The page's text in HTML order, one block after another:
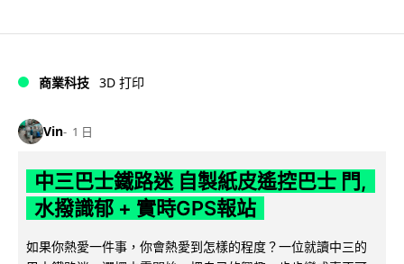
商業科技 3D 打印
Vin 1 日
中三巴士鐵路迷 自製紙皮遙控巴士 門,
水撥識郁 + 實時GPS報站
如果你熱愛一件事，你會熱愛到怎樣的程度？一位就讀中三的